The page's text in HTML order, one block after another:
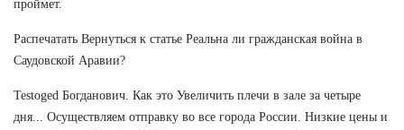
проймет.
Распечатать Вернуться к статье Реальна ли гражданская война в
Саудовской Аравии?
Testoged Богданович. Как это Увеличить плечи в зале за четыре
дня... Осуществляем отправку во все города России. Низкие цены и